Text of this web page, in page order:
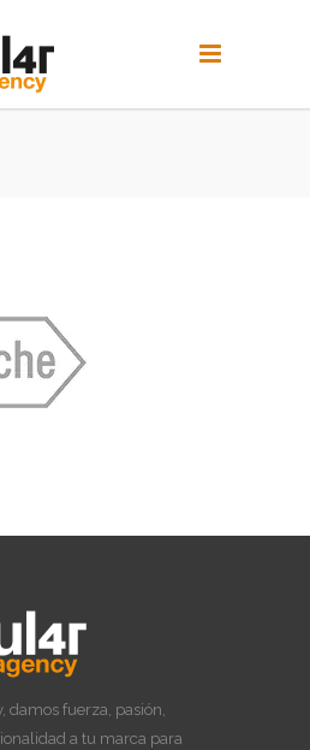
damos fuerza, pasión,
a tu marca para